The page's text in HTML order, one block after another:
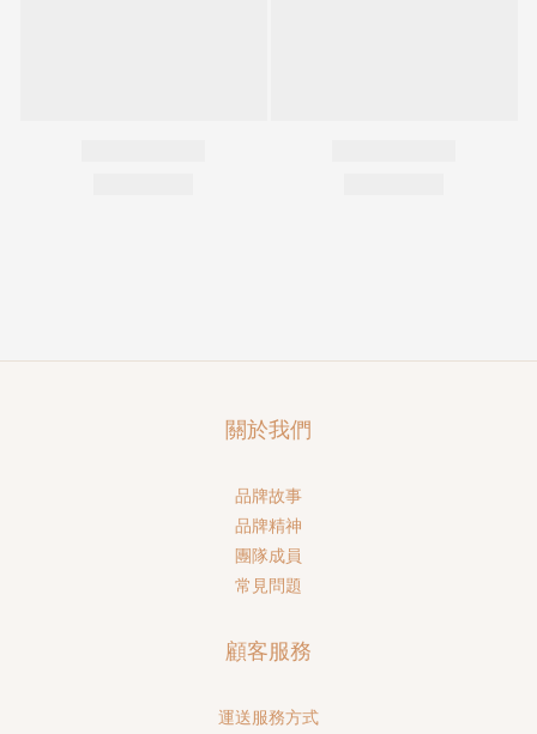
關於我們
品牌故事
品牌精神
團隊成員
常見問題
顧客服務
運送服務方式